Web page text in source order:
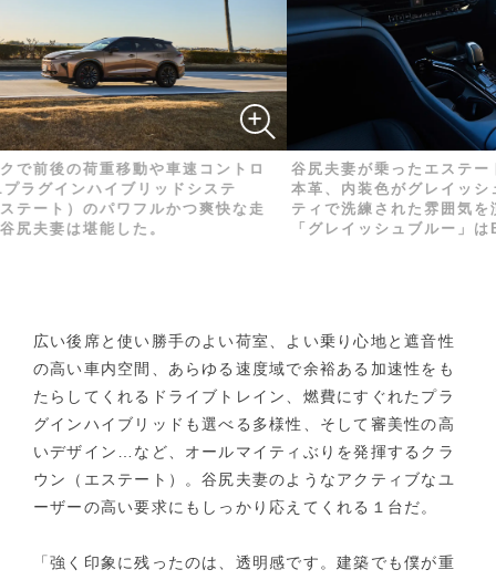
荷重移動や車速コントロ
ハイブリッドシステ
のパワフルかつ爽快な走
は堪能した。
谷尻夫妻が乗ったエステート RS
本革、内装色がグレイッシュブル
ティで洗練された雰囲気を演出し
「グレイッシュブルー」は
広い後席と使い勝手のよい荷室、よい乗り心地と遮音性
の高い車内空間、あらゆる速度域で余裕ある加速性をも
たらしてくれるドライブトレイン、燃費にすぐれたプラ
グインハイブリッドも選べる多様性、そして審美性の高
いデザイン…など、オールマイティぶりを発揮するクラ
ウン（エステート）。谷尻夫妻のようなアクティブなユ
ーザーの高い要求にもしっかり応えてくれる１台だ。
「強く印象に残ったのは、透明感です。建築でも僕が重